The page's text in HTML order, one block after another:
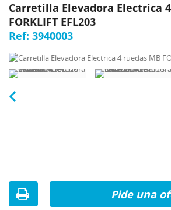
Carretilla Elevadora Electrica
FORKLIFT EFL203
Ref: 3940003
Pide una